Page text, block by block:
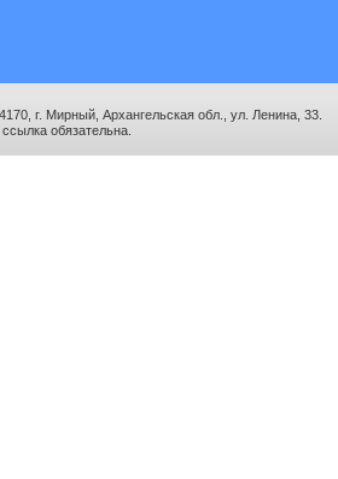
г. Мирный, Архангельская обл., ул. Ленина, 33.
обязательна.